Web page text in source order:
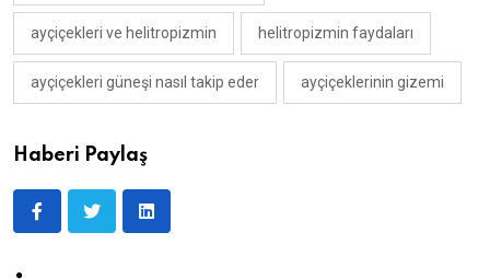
ayçiçekleri ve helitropizmin helitropizmin faydaları
ayçiçekleri güneşi nasıl takip eder ayçiçeklerinin gizemi
Haberi Paylaş